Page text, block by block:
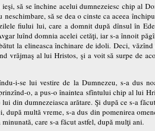
să se închine acelui dumnezeiesc chip al
să se dea o cinste ca aceea
fiului lui, care a domnit după dînsul în
luînd domnia acelei cetăţi, iar s-a înnoit
la elineasca închinare de idoli. Deci,
vrăjmaş al lui Hristos, şi a voit să surpe de
i-se lui vestire de la Dumnezeu, s-a dus
o, a pus-o înaintea sfîntului chip al lui
din dumnezeiasca arătare. Şi după ce s-a
multă vreme, s-a dus din pomenirea
care s-a făcut astfel, după mulţi ani.